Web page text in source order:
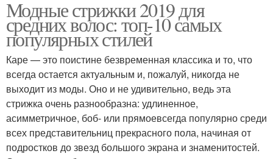
Модные стрижки 2019 для
средних волос: топ-10 самых
популярных стилей
Каре — это поистине безвременная классика и то, что
всегда остается актуальным и, пожалуй, никогда не
выходит из моды. Оно и не удивительно, ведь эта
стрижка очень разнообразна: удлиненное,
асимметричное, боб- или прямоевсегда популярно среди
всех представительниц прекрасного пола, начиная от
подростков до звезд большого экрана и знаменитостей.